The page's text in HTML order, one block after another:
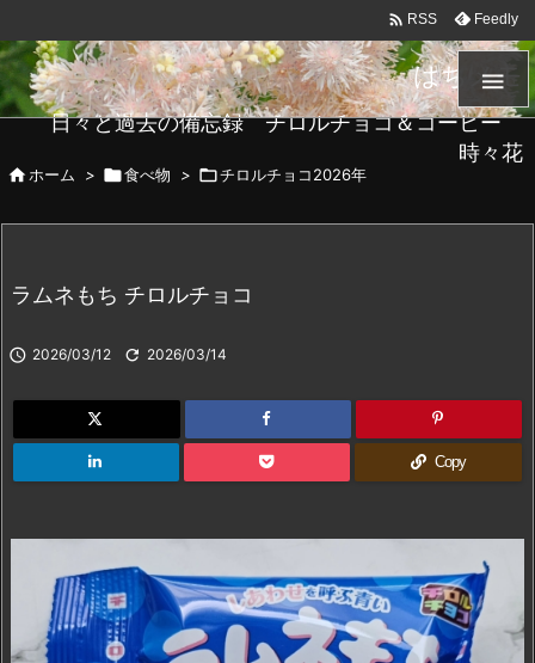
はちメモ
日々と過去の備忘録 チロルチョコ＆コーヒー
時々花

 RSS Feedly
 ホーム > 食べ物 > チロルチョコ2026年
ラムネもち チロルチョコ
 2026/03/12  2026/03/14
Copy